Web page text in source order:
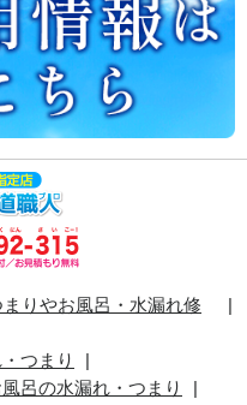
りやお風呂・水漏れ修
つまり
風呂の水漏れ・つまり